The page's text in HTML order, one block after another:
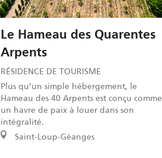
Le Hameau des Quarentes
Arpents
RÉSIDENCE DE TOURISME
Plus qu’un simple hébergement, le
Hameau des 40 Arpents est conçu comme
un havre de paix à louer dans son
intégralité.
Saint-Loup-Géanges